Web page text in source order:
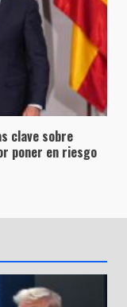
clave sobre
poner en riesgo